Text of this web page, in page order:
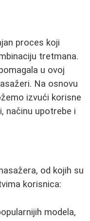
proces koji
tretmana.
u ovoj
Na osnovu
izvući korisne
načinu upotrebe i
od kojih su
korisnica:
modela,